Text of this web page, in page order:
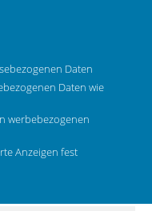
Daten
Daten wie
werbebezogenen
Anzeigen fest
Farbe soft sand -
Edelstahl, ABS-
weichen Lappen